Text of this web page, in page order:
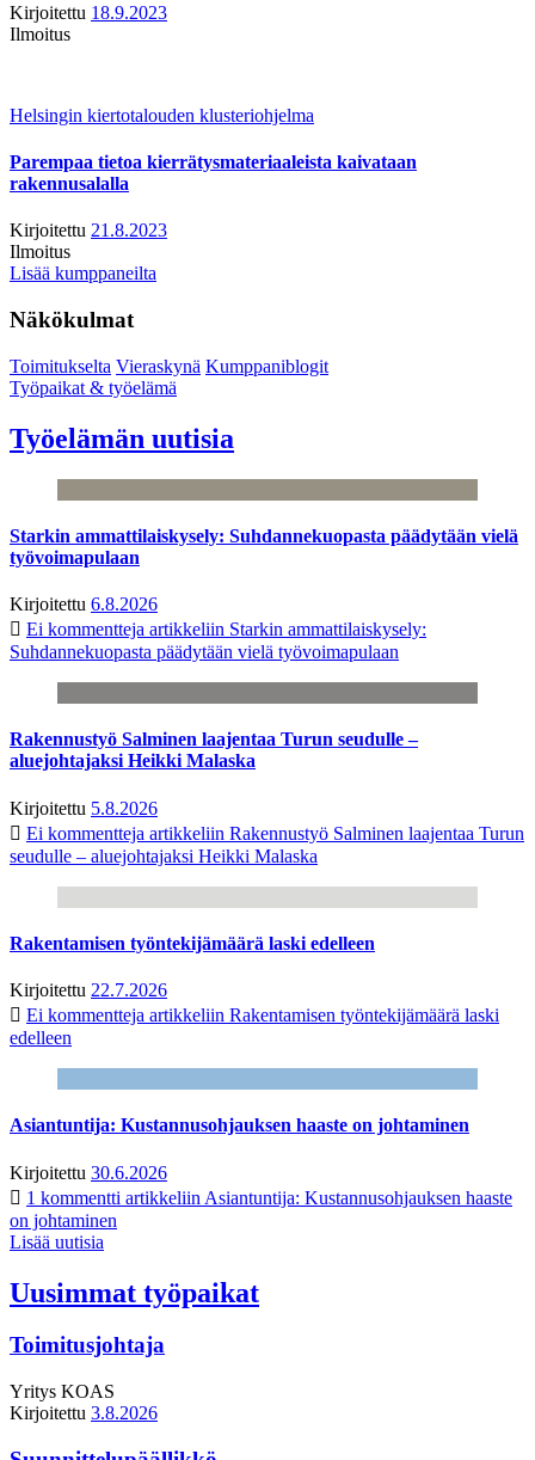
Kirjoitettu 18.9.2023
Ilmoitus
Helsingin kiertotalouden klusteriohjelma
Parempaa tietoa kierrätysmateriaaleista kaivataan
rakennusalalla
Kirjoitettu 21.8.2023
Ilmoitus
Lisää kumppaneilta
Näkökulmat
Toimitukselta Vieraskynä Kumppaniblogit
Työpaikat & työelämä
Työelämän uutisia
Starkin ammattilaiskysely: Suhdannekuopasta päädytään vielä
työvoimapulaan
Kirjoitettu 6.8.2026
Ei kommentteja artikkeliin Starkin ammattilaiskysely:
Suhdannekuopasta päädytään vielä työvoimapulaan
Rakennustyö Salminen laajentaa Turun seudulle –
aluejohtajaksi Heikki Malaska
Kirjoitettu 5.8.2026
Ei kommentteja artikkeliin Rakennustyö Salminen laajentaa Turun
seudulle – aluejohtajaksi Heikki Malaska
Rakentamisen työntekijämäärä laski edelleen
Kirjoitettu 22.7.2026
Ei kommentteja artikkeliin Rakentamisen työntekijämäärä laski
edelleen
Asiantuntija: Kustannusohjauksen haaste on johtaminen
Kirjoitettu 30.6.2026
1 kommentti artikkeliin Asiantuntija: Kustannusohjauksen haaste
on johtaminen
Lisää uutisia
Uusimmat työpaikat
Toimitusjohtaja
Yritys KOAS
Kirjoitettu 3.8.2026